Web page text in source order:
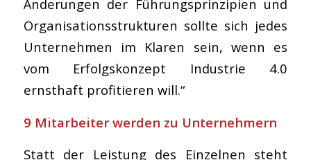
Änderungen der Führungsprinzipien und
Organisationsstrukturen sollte sich jedes
Unternehmen im Klaren sein, wenn es
vom Erfolgskonzept Industrie 4.0
ernsthaft profitieren will.“
9 Mitarbeiter werden zu Unternehmern
Statt der Leistung des Einzelnen steht